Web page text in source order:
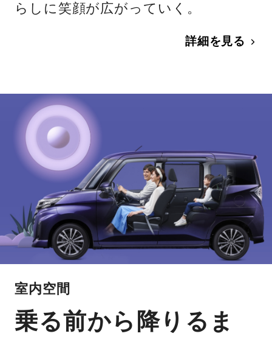
らしに笑顔が広がっていく。
詳細を見る
室内空間
乗る前から降りるま